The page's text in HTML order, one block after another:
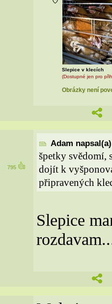
Slepice v klecích
(Dostupné jen pro
Obrázky není
795
Adam
špetky
dojít k
připravených
Slepice